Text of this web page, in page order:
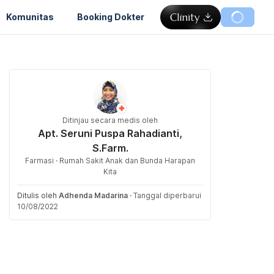
Komunitas Booking Dokter
Ditinjau secara medis oleh
Apt. Seruni Puspa Rahadianti,
S.Farm.
Farmasi · Rumah Sakit Anak dan Bunda Harapan
Kita
Ditulis oleh Adhenda Madarina · Tanggal diperbarui
10/08/2022